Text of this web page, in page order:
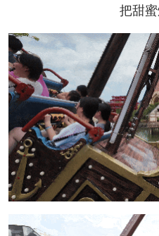
把甜蜜